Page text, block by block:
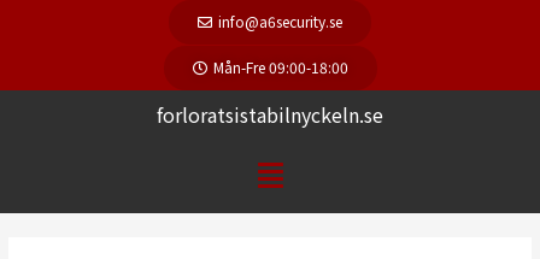
info@a6security.se
Mån-Fre 09:00-18:00
forloratsistabilnyckeln.se